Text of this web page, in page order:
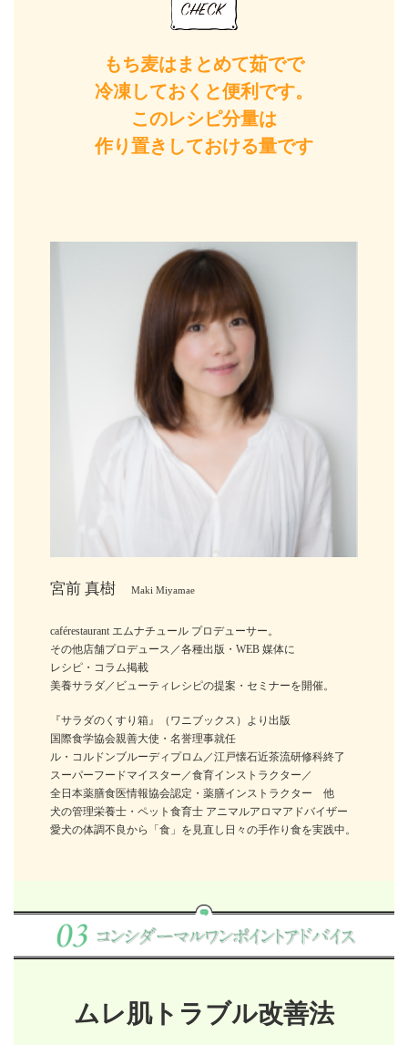
もち麦はまとめて茹でで
冷凍しておくと便利です。
このレシピ分量は
作り置きしておける量です
宮前 真樹 Maki Miyamae
caférestaurant エムナチュール プロデューサー。
その他店舗プロデュース／各種出版・WEB 媒体に
レシピ・コラム掲載
美養サラダ／ビューティレシピの提案・セミナーを開催。
『サラダのくすり箱』（ワニブックス）より出版
国際食学協会親善大使・名誉理事就任
ル・コルドンブルーディプロム／江戸懐石近茶流研修科終了
スーパーフードマイスター／食育インストラクター／
全日本薬膳食医情報協会認定・薬膳インストラクター 他
犬の管理栄養士・ペット食育士 アニマルアロマアドバイザー
愛犬の体調不良から「食」を見直し日々の手作り食を実践中。
ムレ肌トラブル改善法